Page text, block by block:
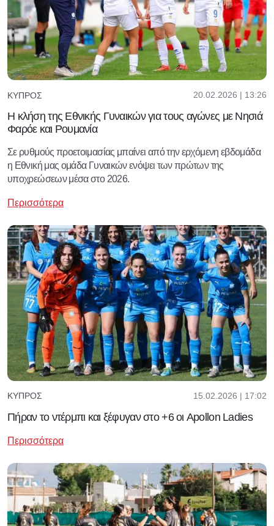
ΚΎΠΡΟΣ 20.02.2026 | 13:26
Η κλήση της Εθνικής Γυναικών για τους αγώνες με Νησιά
Φαρόε και Ρουμανία
Σε ρυθμούς προετοιμασίας μπαίνει από την ερχόμενη εβδομάδα
η Εθνική μας ομάδα Γυναικών ενόψει των πρώτων της
υποχρεώσεων μέσα στο 2026.
Περισσότερα
ΚΎΠΡΟΣ 15.02.2026 | 17:02
Πήραν το ντέρμπι και ξέφυγαν στο +6 οι Apollon Ladies
Περισσότερα